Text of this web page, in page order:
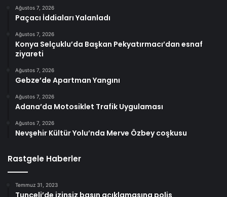
Ağustos 7, 2026
Paçacı İddiaları Yalanladı
Ağustos 7, 2026
Konya Selçuklu’da Başkan Pekyatırmacı’dan esnaf
ziyareti
Ağustos 7, 2026
Gebze’de Apartman Yangını
Ağustos 7, 2026
Adana’da Motosiklet Trafik Uygulaması
Ağustos 7, 2026
Nevşehir Kültür Yolu’nda Merve Özbey coşkusu
Rastgele Haberler
Temmuz 31, 2023
Tunceli’de izinsiz basın açıklamasına polis